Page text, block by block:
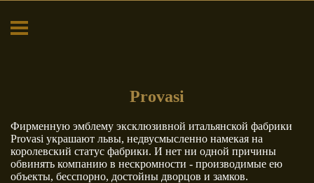
Provasi
Фирменную эмблему эксклюзивной итальянской фабрики
Provasi украшают львы, недвусмысленно намекая на
королевский статус фабрики. И нет ни одной причины
обвинять компанию в нескромности - производимые ею
объекты, бесспорно, достойны дворцов и замков.
Elmar Enne Cucine Ezio